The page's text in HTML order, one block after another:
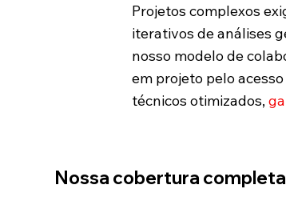
Projetos complexos
iterativos de análises
nosso modelo de
em projeto pelo
técnicos otimizados,
Nossa cobertura